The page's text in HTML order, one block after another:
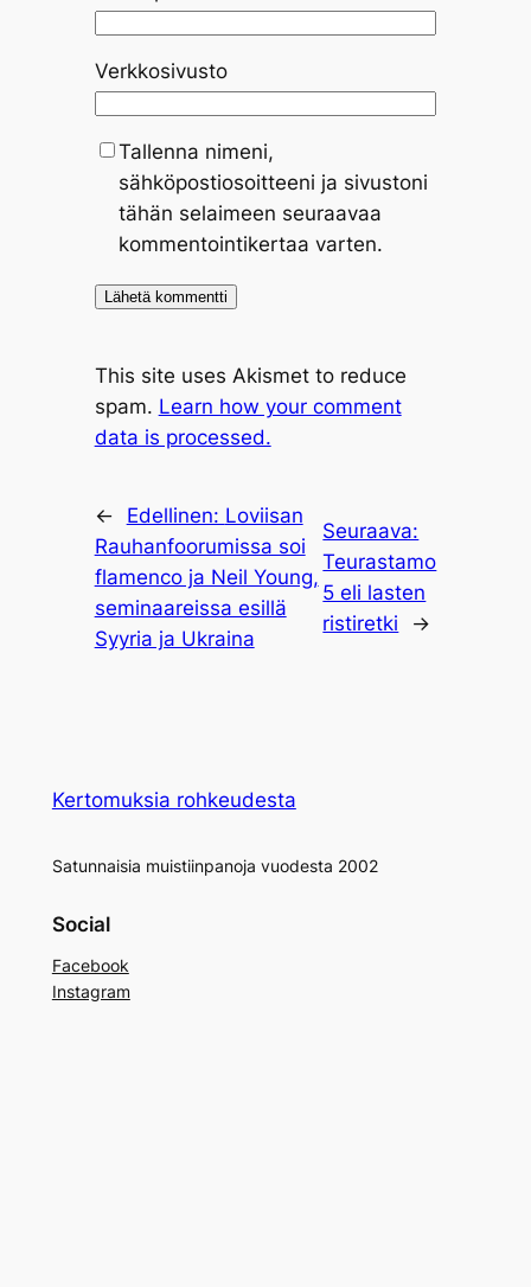
Verkkosivusto
Tallenna nimeni,
sähköpostiosoitteeni ja sivustoni
tähän selaimeen seuraavaa
kommentointikertaa varten.
This site uses Akismet to reduce
spam. Learn how your comment
data is processed.
← Edellinen: Loviisan
Rauhanfoorumissa soi
flamenco ja Neil Young,
seminaareissa esillä
Syyria ja Ukraina
Seuraava:
Teurastamo
5 eli lasten
ristiretki
→
Kertomuksia rohkeudesta
Satunnaisia muistiinpanoja vuodesta 2002
Social
Facebook
Instagram